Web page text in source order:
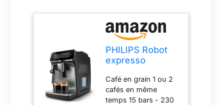
PHILIPS Robot
expresso
Café en grain 1 ou 2
cafés en même
temps 15 bars - 230